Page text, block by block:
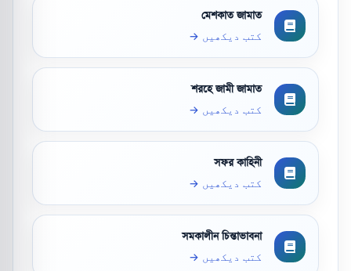
মেশকাত জামাত
کتب دیکھیں →
শরহে জামী জামাত
کتب دیکھیں →
সফর কাহিনী
کتب دیکھیں →
সমকালীন চিন্তাভাবনা
کتب دیکھیں →